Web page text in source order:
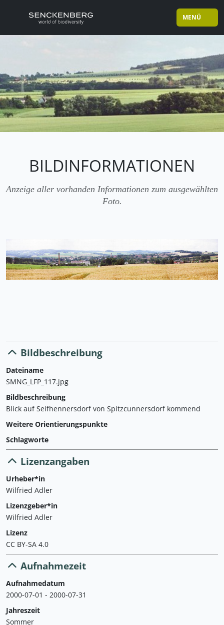
MENÜ
BILDINFORMATIONEN
Anzeige aller vorhanden Informationen zum ausgewählten
Foto.
Bildbeschreibung
Dateiname
SMNG_LFP_117.jpg
Bildbeschreibung
Blick auf Seifhennersdorf von Spitzcunnersdorf kommend
Weitere Orientierungspunkte
Schlagworte
Lizenzangaben
Urheber*in
Wilfried Adler
Lizenzgeber*in
Wilfried Adler
Lizenz
CC BY-SA 4.0
Aufnahmezeit
Aufnahmedatum
2000-07-01 - 2000-07-31
Jahreszeit
Sommer